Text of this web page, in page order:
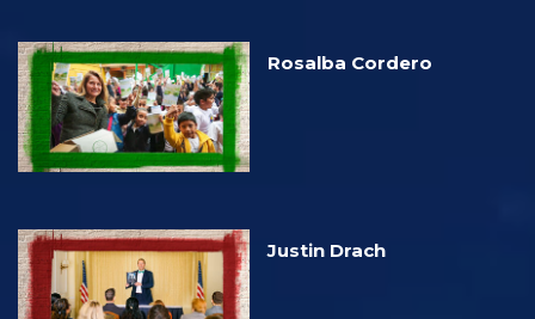
Rosalba Cordero
Justin Drach